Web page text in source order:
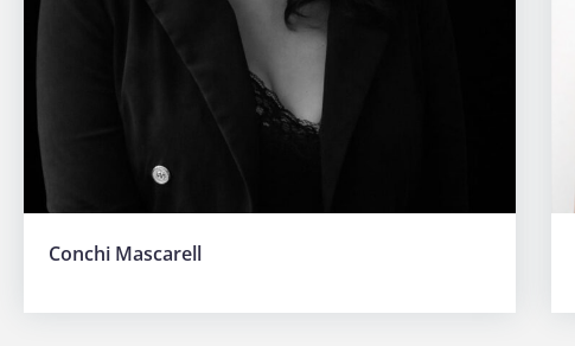
Conchi Mascarell